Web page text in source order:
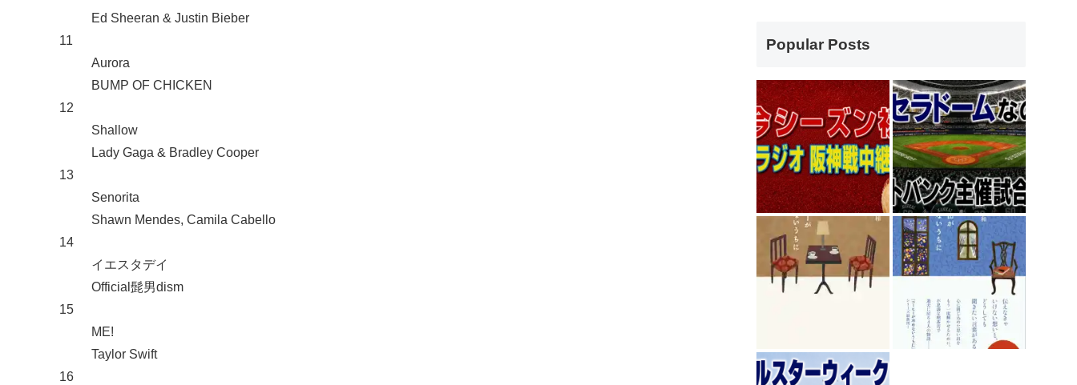
Ed Sheeran & Justin Bieber
11
Aurora
BUMP OF CHICKEN
12
Shallow
Lady Gaga & Bradley Cooper
13
Senorita
Shawn Mendes, Camila Cabello
14
イエスタデイ
Official髭男dism
15
ME!
Taylor Swift
16
Popular Posts